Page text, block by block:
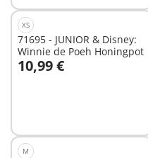
XS
71695 - JUNIOR & Disney:
Winnie de Poeh Honingpot
10,99 €
In winkelwagen
M